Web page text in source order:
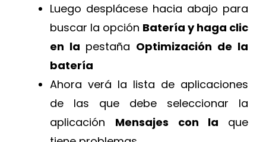
Luego desplácese hacia abajo para
buscar la opción Batería y haga clic
en la pestaña Optimización de la
batería
Ahora verá la lista de aplicaciones
de las que debe seleccionar la
aplicación Mensajes con la que